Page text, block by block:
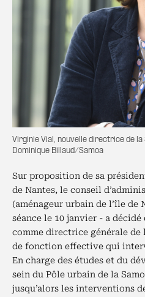
Virginie Vial, nouvelle directrice de
Dominique Billaud/Samoa
Sur proposition de sa
de Nantes, le conseil
(aménageur urbain de l’île de
séance le 10 janvier - a
comme directrice générale de
de fonction effective qui
En charge des études et du
sein du Pôle urbain de la
jusqu’alors les interventions